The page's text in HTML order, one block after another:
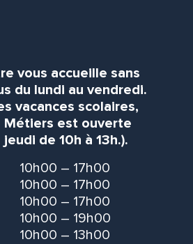
vous accueille sans
du lundi au vendredi.
vacances scolaires,
Métiers est ouverte
de 10h à 13h.).
10h00 – 17h00
10h00 – 17h00
10h00 – 17h00
10h00 – 19h00
10h00 – 13h00